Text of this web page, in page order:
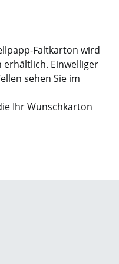
Faltkarton wird
erhältlich. Einwelliger
sehen Sie im
Ihr Wunschkarton